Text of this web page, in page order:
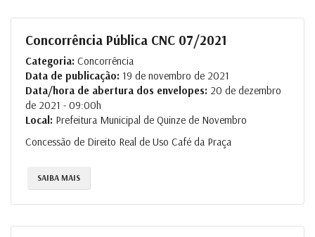
Concorrência Pública CNC 07/2021
Categoria: Concorrência
Data de publicação: 19 de novembro de 2021
Data/hora de abertura dos envelopes: 20 de dezembro
de 2021 - 09:00h
Local: Prefeitura Municipal de Quinze de Novembro
Concessão de Direito Real de Uso Café da Praça
SAIBA MAIS